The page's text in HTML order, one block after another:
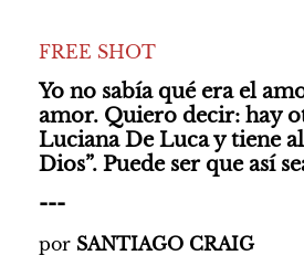
FREE SHOT
Yo no sabía qué era el
amor. Quiero decir: hay
Luciana De Luca y tiene
Dios”. Puede ser que así
---
por SANTIAGO CRAIG